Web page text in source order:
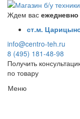
Ждем вас
ст.м.
info@centro-teh.ru
8 (495) 181-48-98
Получить
по товару
Меню